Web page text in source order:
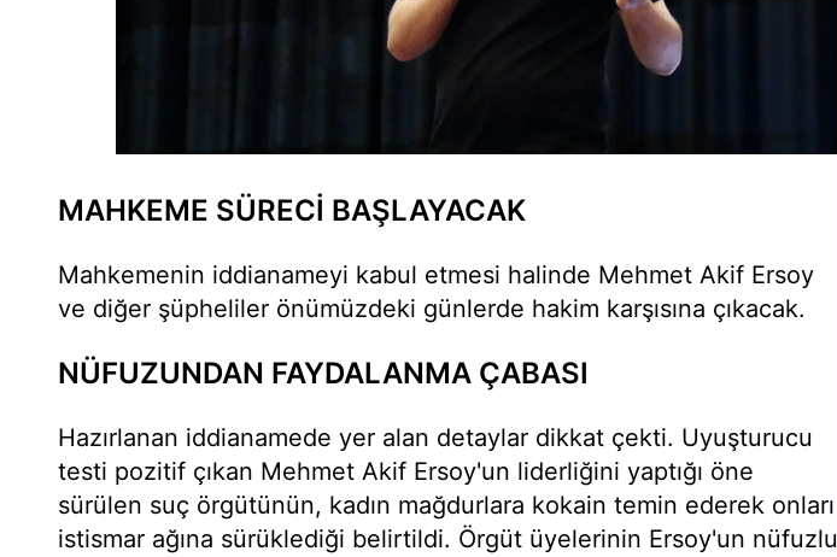
MAHKEME SÜRECİ BAŞLAYACAK
Mahkemenin iddianameyi kabul etmesi halinde Mehmet Akif Ersoy
ve diğer şüpheliler önümüzdeki günlerde hakim karşısına çıkacak.
NÜFUZUNDAN FAYDALANMA ÇABASI
Hazırlanan iddianamede yer alan detaylar dikkat çekti. Uyuşturucu
testi pozitif çıkan Mehmet Akif Ersoy'un liderliğini yaptığı öne
sürülen suç örgütünün, kadın mağdurlara kokain temin ederek onları
istismar ağına sürüklediği belirtildi. Örgüt üyelerinin Ersoy'un nüfuzlu